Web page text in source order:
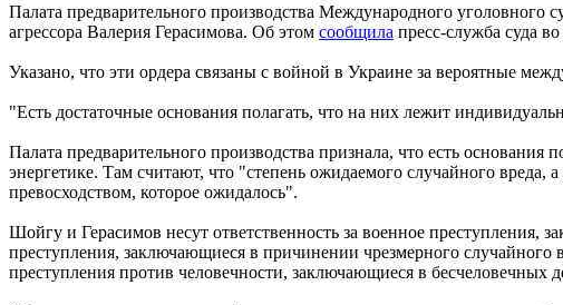
Палата предварительного производства Международного
агрессора Валерия Герасимова. Об этом сообщила пресс-служба суда
Указано, что эти ордера связаны с войной в Украине за вероятные
"Есть достаточные основания полагать, что на них лежит
Палата предварительного производства признала, что есть
энергетике. Там считают, что "степень ожидаемого случайного
превосходством, которое ожидалось".
Шойгу и Герасимов несут ответственность за военное преступления,
преступления, заключающиеся в причинении чрезмерного случайного
преступления против человечности, заключающиеся в бесчеловечных